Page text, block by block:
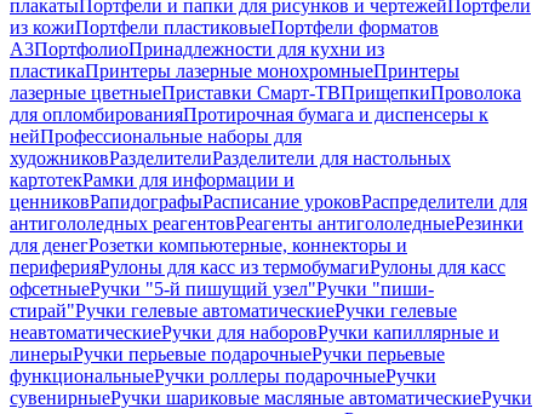
плакатыПортфели и папки для рисунков и чертежейПортфели
из кожиПортфели пластиковыеПортфели форматов
А3ПортфолиоПринадлежности для кухни из
пластикаПринтеры лазерные монохромныеПринтеры
лазерные цветныеПриставки Смарт-ТВПрищепкиПроволока
для опломбированияПротирочная бумага и диспенсеры к
нейПрофессиональные наборы для
художниковРазделителиРазделители для настольных
картотекРамки для информации и
ценниковРапидографыРасписание уроковРаспределители для
антигололедных реагентовРеагенты антигололедныеРезинки
для денегРозетки компьютерные, коннекторы и
периферияРулоны для касс из термобумагиРулоны для касс
офсетныеРучки "5-й пишущий узел"Ручки "пиши-
стирай"Ручки гелевые автоматическиеРучки гелевые
неавтоматическиеРучки для наборовРучки капиллярные и
линерыРучки перьевые подарочныеРучки перьевые
функциональныеРучки роллеры подарочныеРучки
сувенирныеРучки шариковые масляные автоматическиеРучки